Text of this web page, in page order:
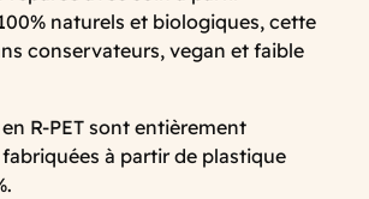
naturels et biologiques, cette
conservateurs, vegan et faible
R-PET sont entièrement
à partir de plastique